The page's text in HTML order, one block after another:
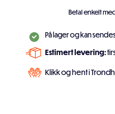
Betal enkelt
På lager og kan
Estimert levering:
Klikk og hent i